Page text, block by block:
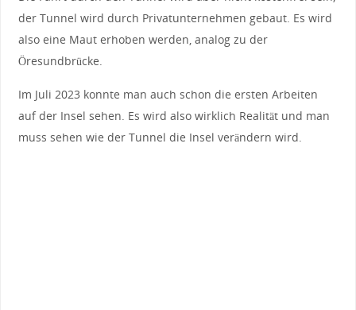
der Tunnel wird durch Privatunternehmen gebaut. Es wird
also eine Maut erhoben werden, analog zu der
Öresundbrücke.
Im Juli 2023 konnte man auch schon die ersten Arbeiten
auf der Insel sehen. Es wird also wirklich Realität und man
muss sehen wie der Tunnel die Insel verändern wird.